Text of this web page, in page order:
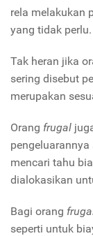
rela melakukan
yang tidak perlu.
Tak heran jika
sering disebut
merupakan
Orang frugal
mencari tahu
dialokasikan
Bagi orang
seperti untuk